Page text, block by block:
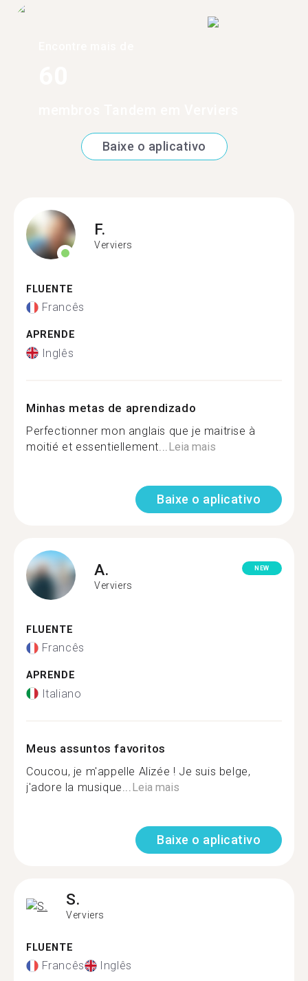
Baixe o aplicativo
F.
Verviers
FLUENTE
Francês
APRENDE
Inglês
Minhas metas de aprendizado
Perfectionner mon anglais que je maitrise à
moitié et essentiellement... Leia mais
Baixe o aplicativo
A.
Verviers
NEW
FLUENTE
Francês
APRENDE
Italiano
Meus assuntos favoritos
Coucou, je m'appelle Alizée ! Je suis belge,
j'adore la musique... Leia mais
Baixe o aplicativo
S.
Verviers
FLUENTE
Francês Inglês